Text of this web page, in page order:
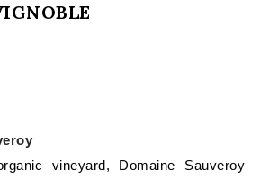
vineyard, Domaine Sauveroy